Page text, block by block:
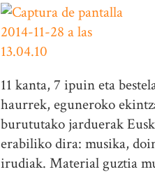
11 kanta, 7 ipuin eta
haurrek, eguneroko
burututako jarduerak
erabiliko dira: musika,
irudiak. Material guztia